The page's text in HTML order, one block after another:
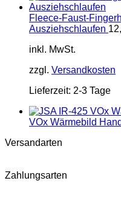
Fleece-Faust-
Ausziehschlaufen
inkl. MwSt.
zzgl. Versandkosten
Lieferzeit: 2-3 Tage
VOx Wärmebild
Versandarten
Zahlungsarten